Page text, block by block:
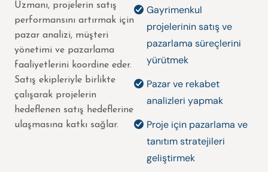
Uzmanı, projelerin satış
performansını artırmak için
pazar analizi, müşteri
yönetimi ve pazarlama
faaliyetlerini koordine eder.
Satış ekipleriyle birlikte
çalışarak projelerin
hedeflenen satış hedeflerine
ulaşmasına katkı sağlar.
Gayrimenkul
projelerinin satış ve
pazarlama süreçlerini
yürütmek
Pazar ve rekabet
analizleri yapmak
Proje için pazarlama ve
tanıtım stratejileri
geliştirmek